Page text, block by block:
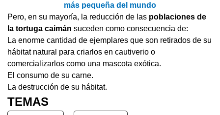
más pequeña del mundo
Pero, en su mayoría, la reducción de las poblaciones de
la tortuga caimán suceden como consecuencia de:
La enorme cantidad de ejemplares que son retirados de su
hábitat natural para criarlos en cautiverio o
comercializarlos como una mascota exótica.
El consumo de su carne.
La destrucción de su hábitat.
TEMAS